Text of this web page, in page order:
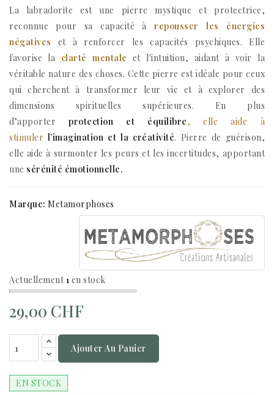
La labradorite est une pierre mystique et protectrice,
reconnue pour sa capacité àrepousser les énergies
négatives et à renforcer les capacités psychiques. Elle
favorise la clarté mentale et l'intuition, aidant à voir la
véritable nature des choses. Cette pierre est idéale pour ceux
qui cherchent à transformer leur vie et à explorer des
dimensions spirituelles supérieures. En plus
d’apporterprotection et équilibre, elle aide à
stimuler l’imagination et la créativité. Pierre de guérison,
elle aide à surmonter les peurs et les incertitudes, apportant
une sérénité émotionnelle.
Marque: Metamorphoses
Actuellement1 en stock
29,00 CHF
Ajouter Au Panier
EN STOCK